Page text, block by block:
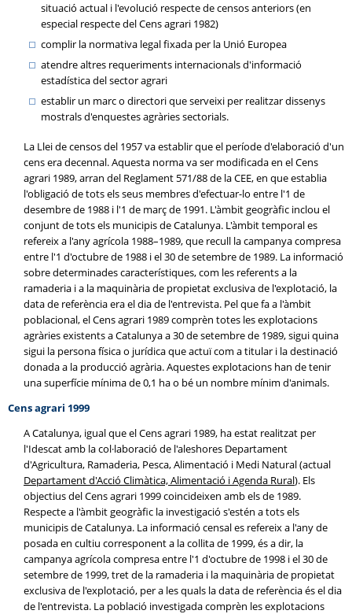
situació actual i l'evolució respecte de censos anteriors (en
especial respecte del Cens agrari 1982)
complir la normativa legal fixada per la Unió Europea
atendre altres requeriments internacionals d'informació
estadística del sector agrari
establir un marc o directori que serveixi per realitzar dissenys
mostrals d'enquestes agràries sectorials.
La Llei de censos del 1957 va establir que el període d'elaboració d'un
cens era decennal. Aquesta norma va ser modificada en el Cens
agrari 1989, arran del Reglament 571/88 de la CEE, en que establia
l'obligació de tots els seus membres d'efectuar-lo entre l'1 de
desembre de 1988 i l'1 de març de 1991. L'àmbit geogràfic inclou el
conjunt de tots els municipis de Catalunya. L'àmbit temporal es
refereix a l'any agrícola 1988–1989, que recull la campanya compresa
entre l'1 d'octubre de 1988 i el 30 de setembre de 1989. La informació
sobre determinades característiques, com les referents a la
ramaderia i a la maquinària de propietat exclusiva de l'explotació, la
data de referència era el dia de l'entrevista. Pel que fa a l'àmbit
poblacional, el Cens agrari 1989 comprèn totes les explotacions
agràries existents a Catalunya a 30 de setembre de 1989, sigui quina
sigui la persona física o jurídica que actuï com a titular i la destinació
donada a la producció agrària. Aquestes explotacions han de tenir
una superfície mínima de 0,1 ha o bé un nombre mínim d'animals.
Cens agrari 1999
A Catalunya, igual que el Cens agrari 1989, ha estat realitzat per
l'Idescat amb la col·laboració de l'aleshores Departament
d'Agricultura, Ramaderia, Pesca, Alimentació i Medi Natural (actual
Departament d'Acció Climàtica, Alimentació i Agenda Rural). Els
objectius del Cens agrari 1999 coincideixen amb els de 1989.
Respecte a l'àmbit geogràfic la investigació s'estén a tots els
municipis de Catalunya. La informació censal es refereix a l'any de
posada en cultiu corresponent a la collita de 1999, és a dir, la
campanya agrícola compresa entre l'1 d'octubre de 1998 i el 30 de
setembre de 1999, tret de la ramaderia i la maquinària de propietat
exclusiva de l'explotació, per a les quals la data de referència és el dia
de l'entrevista. La població investigada comprèn les explotacions